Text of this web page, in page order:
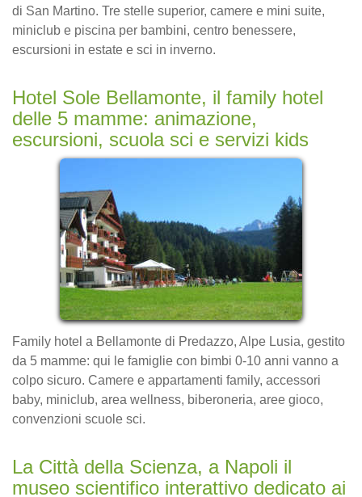
di San Martino. Tre stelle superior, camere e mini suite,
miniclub e piscina per bambini, centro benessere,
escursioni in estate e sci in inverno.
Hotel Sole Bellamonte, il family hotel
delle 5 mamme: animazione,
escursioni, scuola sci e servizi kids
Family hotel a Bellamonte di Predazzo, Alpe Lusia, gestito
da 5 mamme: qui le famiglie con bimbi 0-10 anni vanno a
colpo sicuro. Camere e appartamenti family, accessori
baby, miniclub, area wellness, biberoneria, aree gioco,
convenzioni scuole sci.
La Città della Scienza, a Napoli il
museo scientifico interattivo dedicato ai